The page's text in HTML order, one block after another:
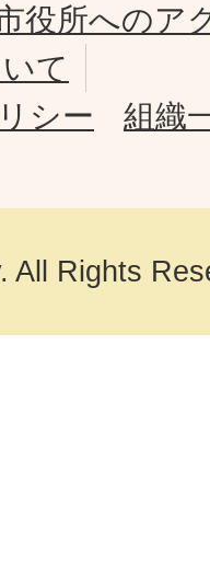
役所へのア
て
シー
組織
All Rights